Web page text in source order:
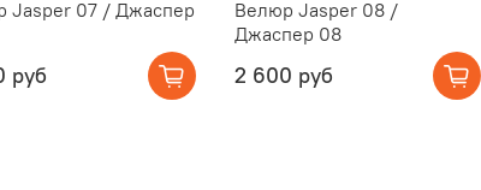
Jasper 07 / Джаспер
руб
Велюр Jasper 08 /
Джаспер 08
2 600 руб